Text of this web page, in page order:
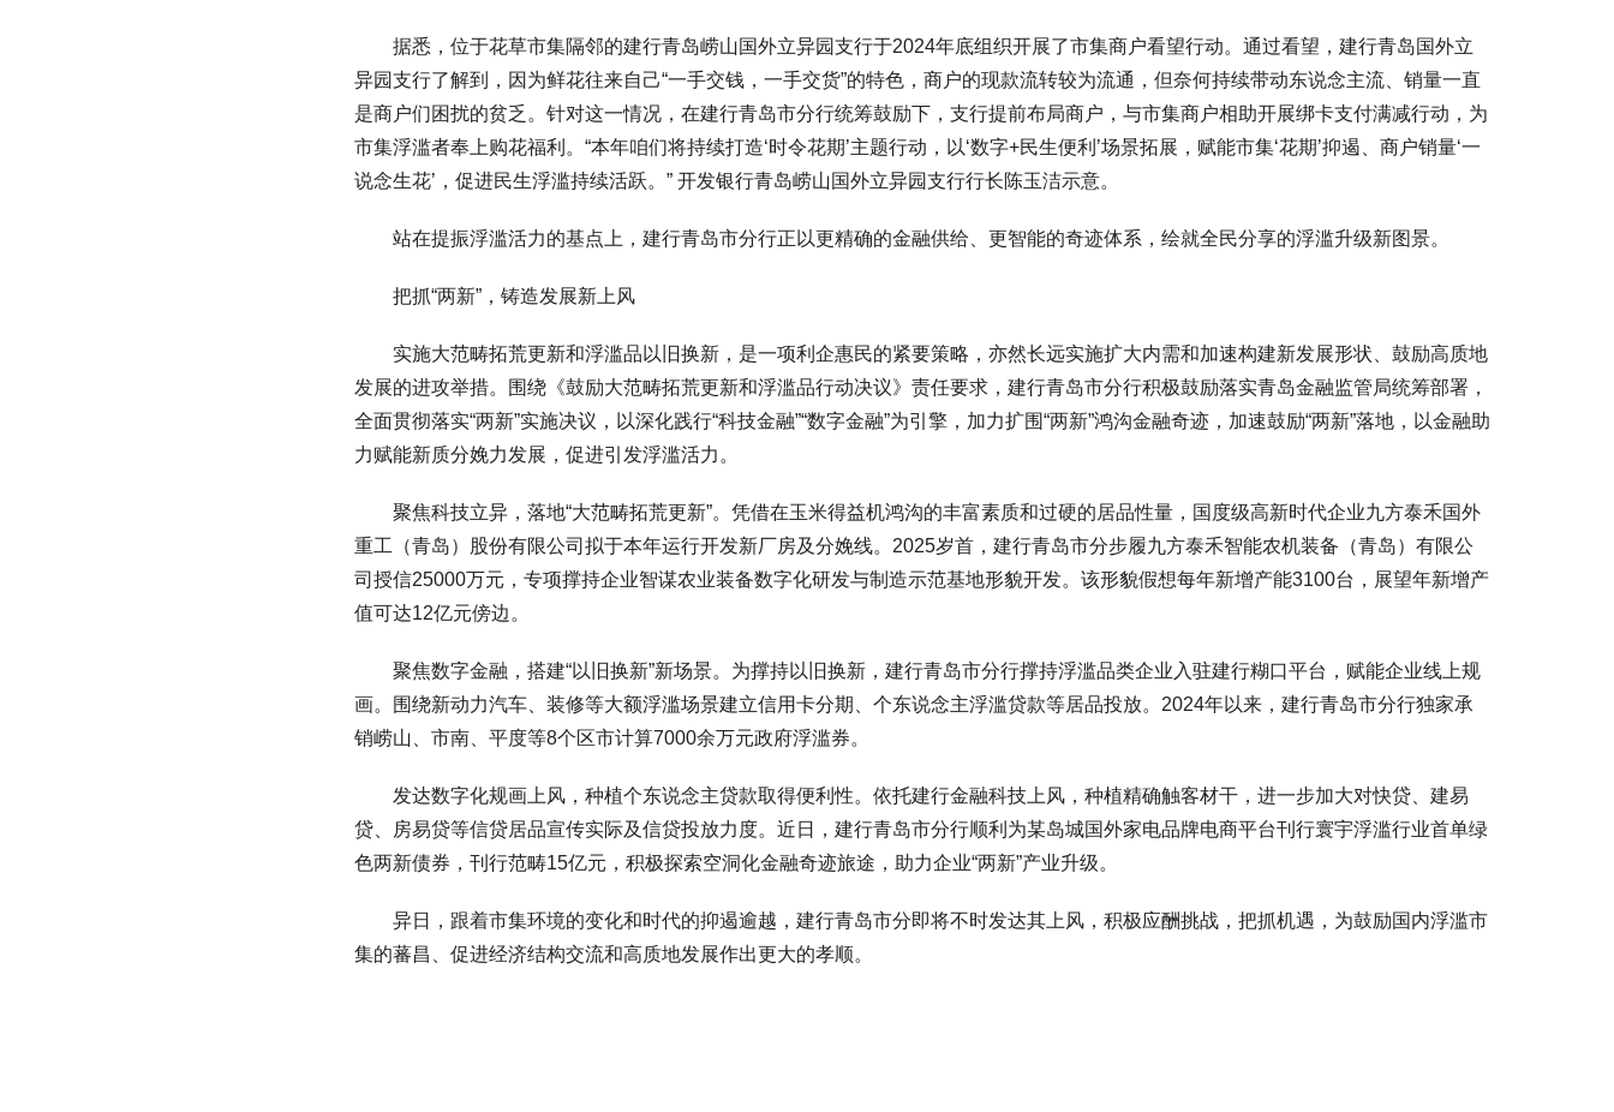
据悉，位于花草市集隔邻的建行青岛崂山国外立异园支行于2024年底组织开展了市集商户看望行动。通过看望，建行青岛国外立
异园支行了解到，因为鲜花往来自己“一手交钱，一手交货”的特色，商户的现款流转较为流通，但奈何持续带动东说念主流、销量一直
是商户们困扰的贫乏。针对这一情况，在建行青岛市分行统筹鼓励下，支行提前布局商户，与市集商户相助开展绑卡支付满减行动，为
市集浮滥者奉上购花福利。“本年咱们将持续打造‘时令花期’主题行动，以‘数字+民生便利’场景拓展，赋能市集‘花期’抑遏、商户销量‘一
说念生花’，促进民生浮滥持续活跃。” 开发银行青岛崂山国外立异园支行行长陈玉洁示意。
站在提振浮滥活力的基点上，建行青岛市分行正以更精确的金融供给、更智能的奇迹体系，绘就全民分享的浮滥升级新图景。
把抓“两新”，铸造发展新上风
实施大范畴拓荒更新和浮滥品以旧换新，是一项利企惠民的紧要策略，亦然长远实施扩大内需和加速构建新发展形状、鼓励高质地
发展的进攻举措。围绕《鼓励大范畴拓荒更新和浮滥品行动决议》责任要求，建行青岛市分行积极鼓励落实青岛金融监管局统筹部署，
全面贯彻落实“两新”实施决议，以深化践行“科技金融”“数字金融”为引擎，加力扩围“两新”鸿沟金融奇迹，加速鼓励“两新”落地，以金融助
力赋能新质分娩力发展，促进引发浮滥活力。
聚焦科技立异，落地“大范畴拓荒更新”。凭借在玉米得益机鸿沟的丰富素质和过硬的居品性量，国度级高新时代企业九方泰禾国外
重工（青岛）股份有限公司拟于本年运行开发新厂房及分娩线。2025岁首，建行青岛市分步履九方泰禾智能农机装备（青岛）有限公
司授信25000万元，专项撑持企业智谋农业装备数字化研发与制造示范基地形貌开发。该形貌假想每年新增产能3100台，展望年新增产
值可达12亿元傍边。
聚焦数字金融，搭建“以旧换新”新场景。为撑持以旧换新，建行青岛市分行撑持浮滥品类企业入驻建行糊口平台，赋能企业线上规
画。围绕新动力汽车、装修等大额浮滥场景建立信用卡分期、个东说念主浮滥贷款等居品投放。2024年以来，建行青岛市分行独家承
销崂山、市南、平度等8个区市计算7000余万元政府浮滥券。
发达数字化规画上风，种植个东说念主贷款取得便利性。依托建行金融科技上风，种植精确触客材干，进一步加大对快贷、建易
贷、房易贷等信贷居品宣传实际及信贷投放力度。近日，建行青岛市分行顺利为某岛城国外家电品牌电商平台刊行寰宇浮滥行业首单绿
色两新债券，刊行范畴15亿元，积极探索空洞化金融奇迹旅途，助力企业“两新”产业升级。
异日，跟着市集环境的变化和时代的抑遏逾越，建行青岛市分即将不时发达其上风，积极应酬挑战，把抓机遇，为鼓励国内浮滥市
集的蕃昌、促进经济结构交流和高质地发展作出更大的孝顺。